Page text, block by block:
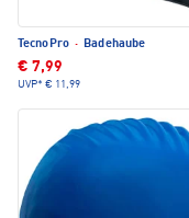
TecnoPro · Badehaube
€ 7,99
UVP* € 11,99